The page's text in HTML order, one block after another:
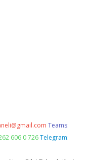
Teams:
606 0 726 Telegram: